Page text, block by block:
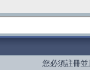
您必須註冊